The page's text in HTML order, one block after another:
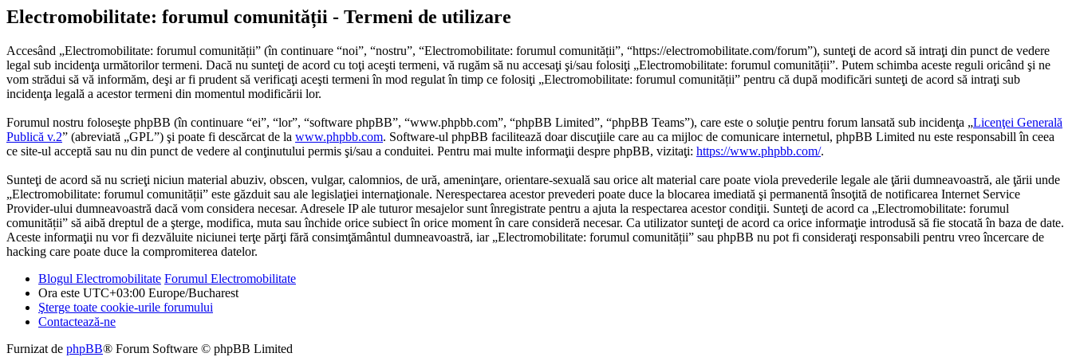
Electromobilitate: forumul comunității - Termeni de utilizare
Accesând „Electromobilitate: forumul comunității” (în continuare “noi”, “nostru”, “Electromobilitate: forumul comunității”, “https://electromobilitate.com/forum”), sunteţi de acord să intraţi din punct de vedere
legal sub incidenţa următorilor termeni. Dacă nu sunteţi de acord cu toţi aceşti termeni, vă rugăm să nu accesaţi şi/sau folosiţi „Electromobilitate: forumul comunității”. Putem schimba aceste reguli oricând şi ne
vom strădui să vă informăm, deşi ar fi prudent să verificaţi aceşti termeni în mod regulat în timp ce folosiţi „Electromobilitate: forumul comunității” pentru că după modificări sunteţi de acord să intraţi sub
incidenţa legală a acestor termeni din momentul modificării lor.
Forumul nostru foloseşte phpBB (în continuare “ei”, “lor”, “software phpBB”, “www.phpbb.com”, “phpBB Limited”, “phpBB Teams”), care este o soluţie pentru forum lansată sub incidenţa „Licenţei Generală
Publică v.2” (abreviată „GPL”) şi poate fi descărcat de la www.phpbb.com. Software-ul phpBB facilitează doar discuţiile care au ca mijloc de comunicare internetul, phpBB Limited nu este responsabill în ceea
ce site-ul acceptă sau nu din punct de vedere al conţinutului permis şi/sau a conduitei. Pentru mai multe informaţii despre phpBB, vizitaţi: https://www.phpbb.com/.
Sunteţi de acord să nu scrieţi niciun material abuziv, obscen, vulgar, calomnios, de ură, ameninţare, orientare-sexuală sau orice alt material care poate viola prevederile legale ale ţării dumneavoastră, ale ţării unde
„Electromobilitate: forumul comunității” este găzduit sau ale legislaţiei internaţionale. Nerespectarea acestor prevederi poate duce la blocarea imediată şi permanentă însoţită de notificarea Internet Service
Provider-ului dumneavoastră dacă vom considera necesar. Adresele IP ale tuturor mesajelor sunt înregistrate pentru a ajuta la respectarea acestor condiţii. Sunteţi de acord ca „Electromobilitate: forumul
comunității” să aibă dreptul de a şterge, modifica, muta sau închide orice subiect în orice moment în care consideră necesar. Ca utilizator sunteţi de acord ca orice informaţie introdusă să fie stocată în baza de date.
Aceste informaţii nu vor fi dezvăluite niciunei terţe părţi fără consimţământul dumneavoastră, iar „Electromobilitate: forumul comunității” sau phpBB nu pot fi consideraţi responsabili pentru vreo încercare de
hacking care poate duce la compromiterea datelor.
Blogul Electromobilitate Forumul Electromobilitate
Ora este UTC+03:00 Europe/Bucharest
Şterge toate cookie-urile forumului
Contactează-ne
Furnizat de phpBB® Forum Software © phpBB Limited